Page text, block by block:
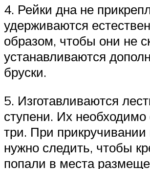
4. Рейки дна не
удерживаются
образом, чтобы они не
устанавливаются
бруски.
5. Изготавливаются
ступени. Их необходимо
три. При
нужно следить, чтобы
попали в места